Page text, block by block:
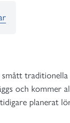
smått
och kommer
planerat